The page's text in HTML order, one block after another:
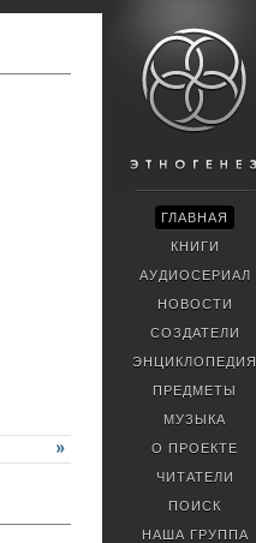
ГЛАВНАЯ
КНИГИ
АУДИОСЕРИАЛ
НОВОСТИ
СОЗДАТЕЛИ
ЭНЦИКЛОПЕДИЯ
ПРЕДМЕТЫ
МУЗЫКА
О ПРОЕКТЕ
ЧИТАТЕЛИ
ПОИСК
НАША ГРУППА